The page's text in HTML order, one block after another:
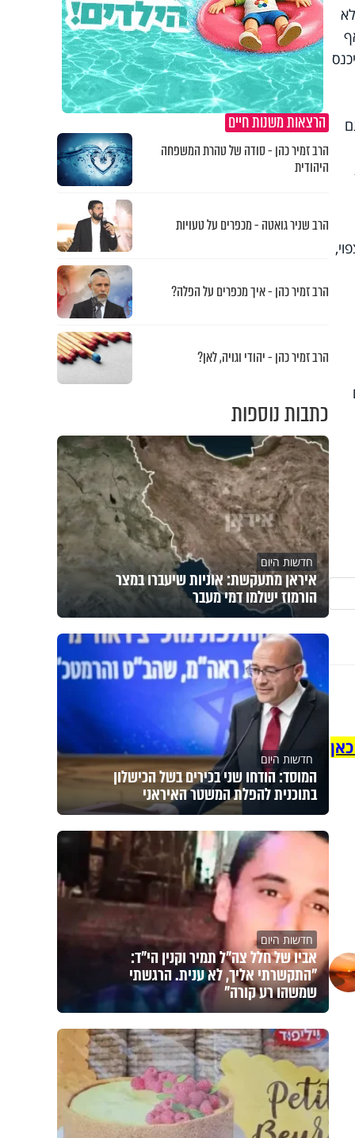
להיכנס
הרצאות משנות חיים
הרב זמיר כהן - סודה של טהרת המשפחה
היהודית
הרב שניר גואטה - מכפרים על טעויות
הרב זמיר כהן - איך מכפרים על הפלה?
הרב זמיר כהן - יהודי וגויה, לאן?
כתבות נוספות
חדשות היום
איראן מתעקשת: אוניות שיעברו במצר
הורמוז ישלמו דמי מעבר
חדשות היום
המוסד: הודחו שני בכירים בשל הכישלון
בתוכנית להפלת המשטר האיראני
חדשות היום
אביו של חלל צה"ל תמיר וקנין הי"ד:
"התקשרתי אליך, לא ענית. הרגשתי
שמשהו רע קורה"